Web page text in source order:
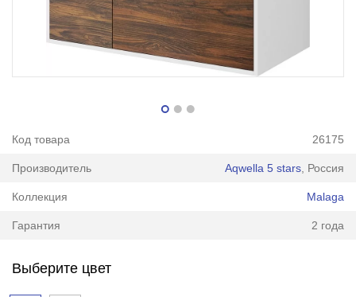
Код товара 26175
Производитель Aqwella 5 stars , Россия
Коллекция Malaga
Гарантия 2 года
Выберите цвет